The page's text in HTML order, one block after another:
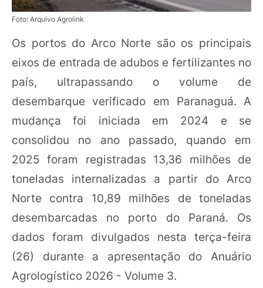
Foto: Arquivo Agrolink
Os portos do Arco Norte são os principais
eixos de entrada de adubos e fertilizantes no
país, ultrapassando o volume de
desembarque verificado em Paranaguá. A
mudança foi iniciada em 2024 e se
consolidou no ano passado, quando em
2025 foram registradas 13,36 milhões de
toneladas internalizadas a partir do Arco
Norte contra 10,89 milhões de toneladas
desembarcadas no porto do Paraná. Os
dados foram divulgados nesta terça-feira
(26) durante a apresentação do Anuário
Agrologístico 2026 - Volume 3.